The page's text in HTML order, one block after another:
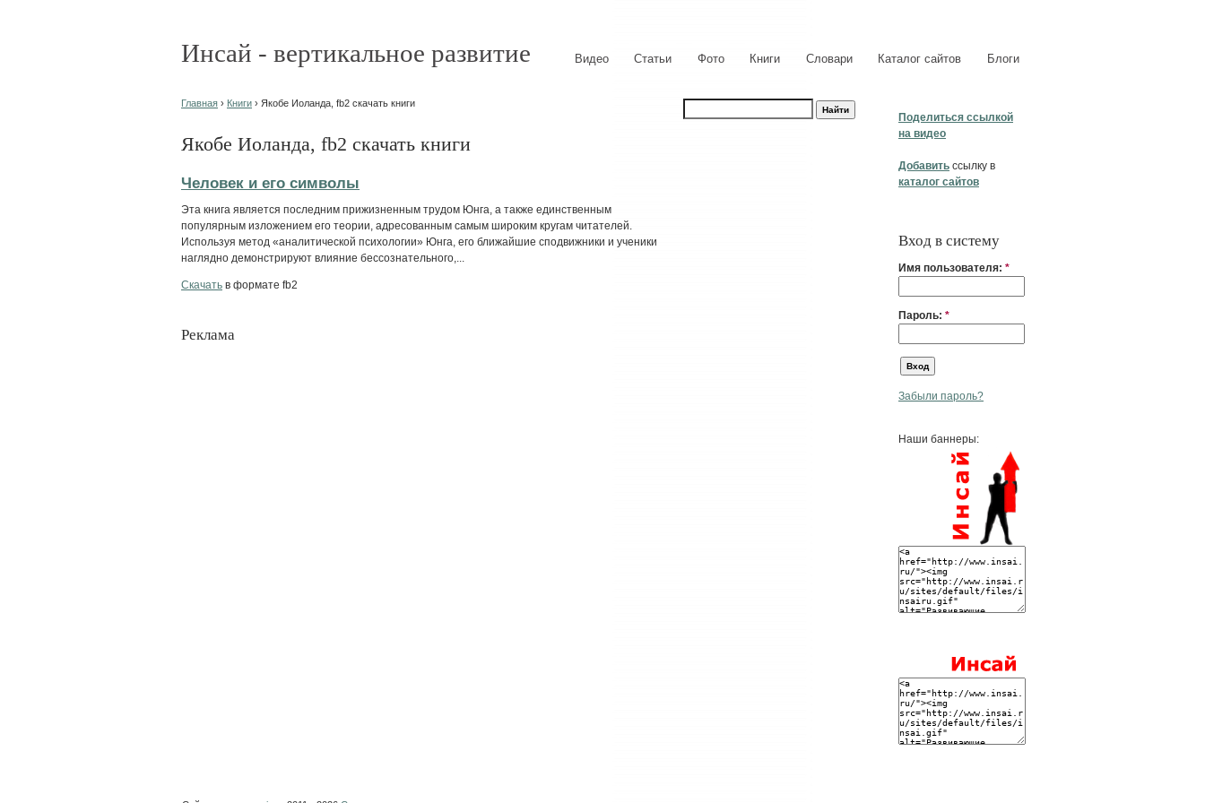
Инсай - вертикальное развитие Видео Статьи Фото Книги Словари Каталог сайтов Блоги
Поделиться ссылкой
на видео
Добавить ссылку в
каталог сайтов
Вход в систему
Имя пользователя: *
Пароль: *
Забыли пароль?
Наши баннеры:
Главная › Книги › Якобе Иоланда, fb2 скачать книги
Якобе Иоланда, fb2 скачать книги
Человек и его символы
Эта книга является последним прижизненным трудом Юнга, а также единственным
популярным изложением его теории, адресованным самым широким кругам читателей.
Используя метод «аналитической психологии» Юнга, его ближайшие сподвижники и ученики
наглядно демонстрируют влияние бессознательного,...
Скачать в формате fb2
Реклама